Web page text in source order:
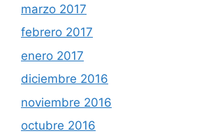
marzo 2017
febrero 2017
enero 2017
diciembre 2016
noviembre 2016
octubre 2016